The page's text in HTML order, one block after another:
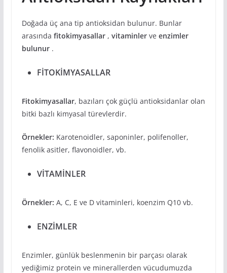
Doğada üç ana tip antioksidan bulunur. Bunlar
arasında fitokimyasallar, vitaminlerve enzimler
bulunur.
FİTOKİMYASALLAR
Fitokimyasallar, bazıları çok güçlü antioksidanlar olan
bitki bazlı kimyasal türevlerdir.
Örnekler: Karotenoidler, saponinler, polifenoller,
fenolik asitler, flavonoidler, vb.
VİTAMİNLER
Örnekler: A, C, E ve D vitaminleri, koenzim Q10 vb.
ENZİMLER
Enzimler, günlük beslenmenin bir parçası olarak
yediğimiz protein ve minerallerden vücudumuzda